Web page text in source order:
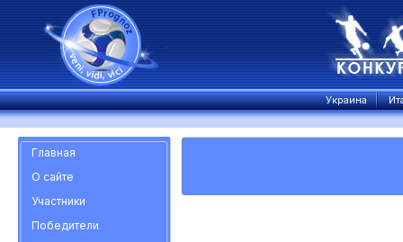
Украина
Главная
О сайте
Участники
Победители